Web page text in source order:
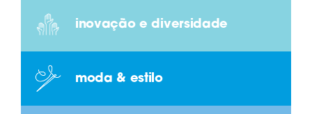
inovação e diversidade
moda & estilo